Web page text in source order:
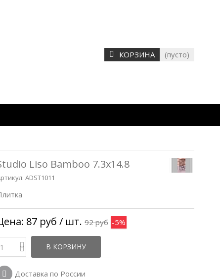
КОРЗИНА (пусто)
Liso Bamboo 7.3x14.8
ADST1011
87 руб / шт. 92 руб -5%
В КОРЗИНУ
Доставка по России